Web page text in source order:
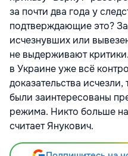
за почти два года у
подтверждающие это?
исчезнувших или
не выдерживают
в Украине уже всё
доказательства
были заинтересованы
режима. Никто больше
считает Янукович.